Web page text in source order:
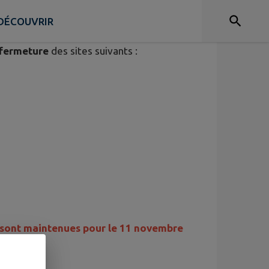
fermeture des sites suivants :
maintenues pour le 11 novembre